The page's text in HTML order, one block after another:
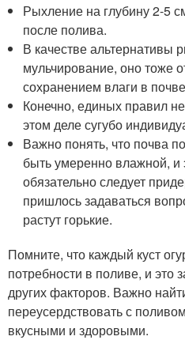
Рыхление на глубину 2-5
после полива.
В качестве
мульчирование, оно тоже
сохранением влаги в
Конечно, единых правил
этом деле сугубо
Важно понять, что почва
быть умеренно влажной, и
обязательно следует
пришлось задаваться
растут горькие.
Помните, что каждый куст
потребности в поливе, и это
других факторов. Важно
переусердствовать с
вкусными и здоровыми.